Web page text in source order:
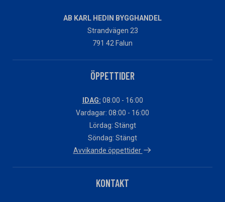
AB KARL HEDIN BYGGHANDEL
Strandvägen 23
791 42 Falun
ÖPPETTIDER
IDAG: 08:00 - 16:00
Vardagar: 08:00 - 16:00
Lördag: Stängt
Söndag: Stängt
Avvikande öppettider
KONTAKT